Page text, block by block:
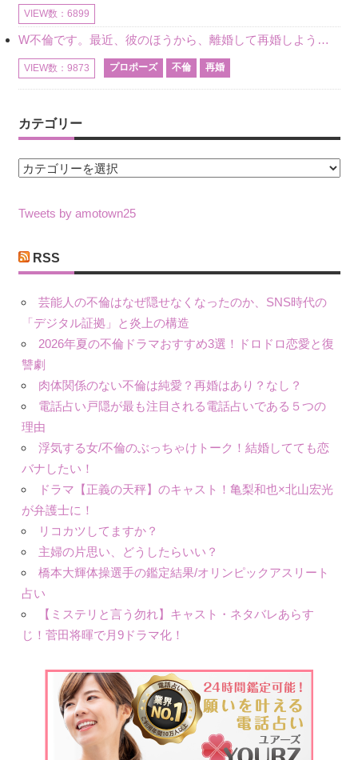
VIEW数：6899
W不倫です。最近、彼のほうから、離婚して再婚しよう、と言ってきました。ハッキリいうと、そこまでは考えていませんでした。彼を好きな気持ちはあるし、彼なしの生活は考えられません。だけど、離婚して再婚すると
VIEW数：9873 プロポーズ 不倫 再婚
カテゴリー
カ
ゴ
ー
Tweets by amotown25
RSS
芸能人の不倫はなぜ隠せなくなったのか、SNS時代の
「デジタル証拠」と炎上の構造
2026年夏の不倫ドラマおすすめ3選！ドロドロ恋愛と復
讐劇
肉体関係のない不倫は純愛？再婚はあり？なし？
電話占い戸隠が最も注目される電話占いである５つの
理由
浮気する女/不倫のぶっちゃけトーク！結婚してても恋
バナしたい！
ドラマ【正義の天秤】のキャスト！亀梨和也×北山宏光
が弁護士に！
リコカツしてますか？
主婦の片思い、どうしたらいい？
橋本大輝体操選手の鑑定結果/オリンピックアスリート
占い
【ミステリと言う勿れ】キャスト・ネタバレあらす
じ！菅田将暉で月9ドラマ化！